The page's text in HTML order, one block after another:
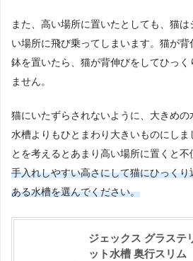
また、高い場所に置いたとしても、猫
い場所に飛び乗ってしまいます。猫が
鉢を置いたら、猫が背伸びをしてひっ
ません。
猫にいたずらされないように、大きめ
水槽よりもひとまわり大きいものにしま
とを考えるとあまり高い場所に置くと不
手入れしやすい高さにして猫にひっく
ある水槽を選んでください。
ジェックス グラステ
ット水槽 奥行スリム